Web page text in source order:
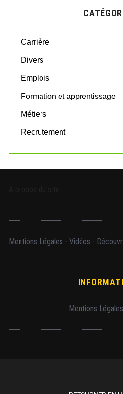
o
:
Carrière
Divers
Emplois
Formation et apprentissage
Métiers
Recrutement
Mentions Légales Vidéos
Mentions Légales